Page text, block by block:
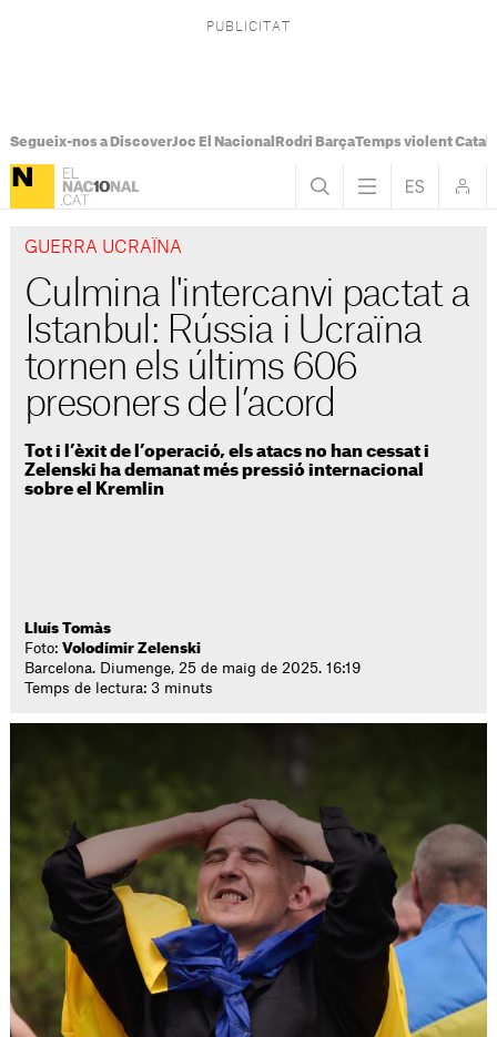
Segueix-nos a DiscoverJoc El Nacional Rodri BarçaTemps violent
GUERRA UCRAÏNA
Culmina l'intercanvi pactat a
Istanbul: Rússia i Ucraïna
tornen els últims 606
presoners de l’acord
Tot i l’èxit de l’operació, els atacs no han cessat i
Zelenski ha demanat més pressió internacional
sobre el Kremlin
Lluís Tomàs
Foto:Volodímir Zelenski
Barcelona. Diumenge, 25 de maig de 2025. 16:19
Temps de lectura: 3 minuts